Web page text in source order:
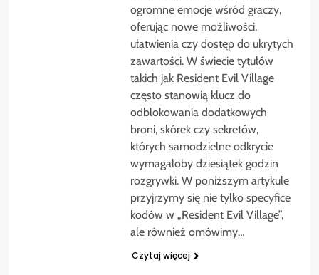
ogromne emocje wśród graczy,
oferując nowe możliwości,
ułatwienia czy dostęp do ukrytych
zawartości. W świecie tytułów
takich jak Resident Evil Village
często stanowią klucz do
odblokowania dodatkowych
broni, skórek czy sekretów,
których samodzielne odkrycie
wymagałoby dziesiątek godzin
rozgrywki. W poniższym artykule
przyjrzymy się nie tylko specyfice
kodów w „Resident Evil Village”,
ale również omówimy…
Czytaj więcej